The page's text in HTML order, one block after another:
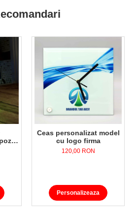
am
Ceas personalizat model
cu logo firma
120,00 RON
Personalizeaza